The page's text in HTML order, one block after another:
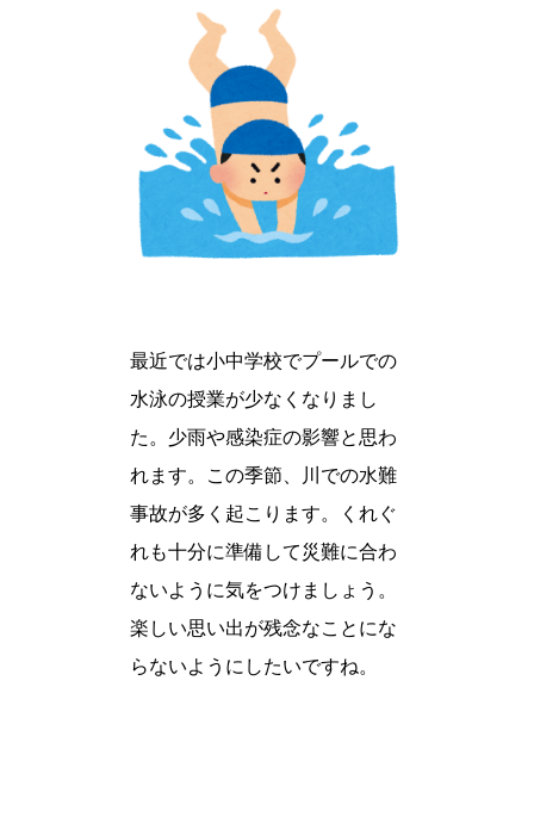
最近では小中学校でプールでの
水泳の授業が少なくなりまし
た。少雨や感染症の影響と思わ
れます。この季節、川での水難
事故が多く起こります。くれぐ
れも十分に準備して災難に合わ
ないように気をつけましょう。
楽しい思い出が残念なことにな
らないようにしたいですね。